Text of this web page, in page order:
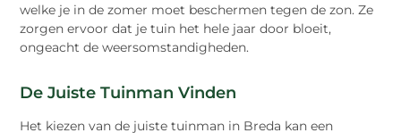
welke je in de zomer moet beschermen tegen de zon. Ze
zorgen ervoor dat je tuin het hele jaar door bloeit,
ongeacht de weersomstandigheden.
De Juiste Tuinman Vinden
Het kiezen van de juiste tuinman in Breda kan een